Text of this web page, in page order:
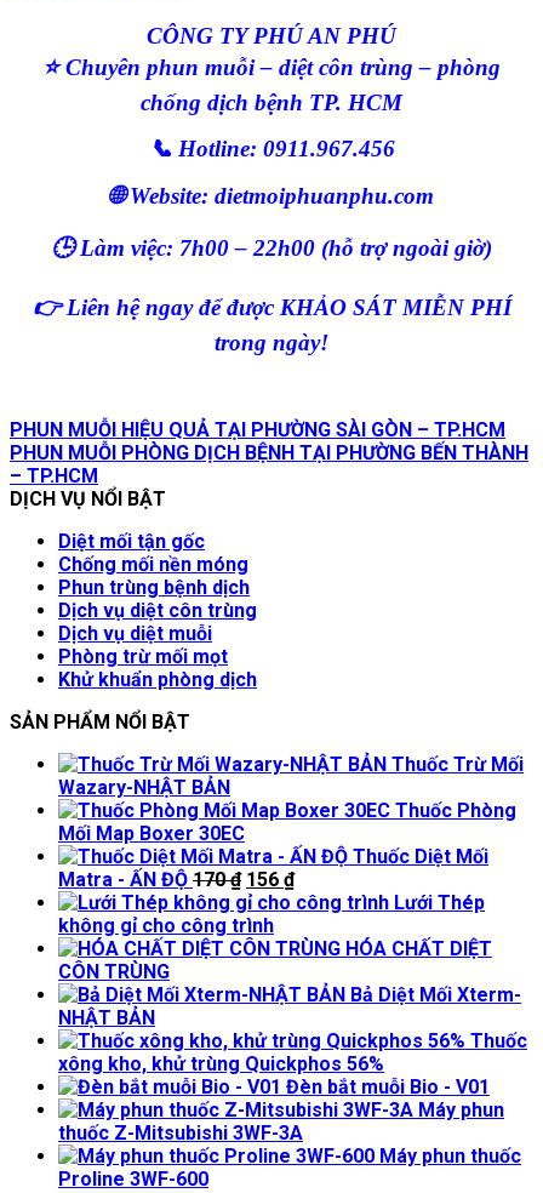
CÔNG TY PHÚ AN PHÚ
⭐ Chuyên phun muỗi – diệt côn trùng – phòng
chống dịch bệnh TP. HCM
📞 Hotline: 0911.967.456
🌐 Website: dietmoiphuanphu.com
🕒 Làm việc: 7h00 – 22h00 (hỗ trợ ngoài giờ)
👉 Liên hệ ngay để được KHẢO SÁT MIỄN PHÍ
trong ngày!
PHUN MUỖI HIỆU QUẢ TẠI PHƯỜNG SÀI GÒN – TP.HCM
PHUN MUỖI PHÒNG DỊCH BỆNH TẠI PHƯỜNG BẾN THÀNH
– TP.HCM
DỊCH VỤ NỔI BẬT
Diệt mối tận gốc
Chống mối nền móng
Phun trùng bệnh dịch
Dịch vụ diệt côn trùng
Dịch vụ diệt muỗi
Phòng trừ mối mọt
Khử khuẩn phòng dịch
SẢN PHẨM NỔI BẬT
Thuốc Trừ Mối
Wazary-NHẬT BẢN
Thuốc Phòng
Mối Map Boxer 30EC
Thuốc Diệt Mối
Matra - ẤN ĐỘ 170₫ Giá
gốc
là:
170 ₫.
156 ₫Giá
hiện
là:
Lưới Thép
không gỉ cho công trình
HÓA CHẤT DIỆT
CÔN TRÙNG
Bả Diệt Mối Xterm-
NHẬT BẢN
Thuốc
xông kho, khử trùng Quickphos 56%
Đèn bắt muỗi Bio - V01
Máy phun
thuốc Z-Mitsubishi 3WF-3A
Máy phun thuốc
Proline 3WF-600